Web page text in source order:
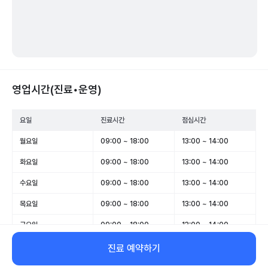
영업시간(진료•운영)
요일 진료시간 점심시간
월요일 09:00 ~ 18:00 13:00 ~ 14:00
화요일 09:00 ~ 18:00 13:00 ~ 14:00
수요일 09:00 ~ 18:00 13:00 ~ 14:00
목요일 09:00 ~ 18:00 13:00 ~ 14:00
금요일 09:00 ~ 18:00 13:00 ~ 14:00
09:00 ~ 13:00
일요일 휴무 -
진료 예약하기